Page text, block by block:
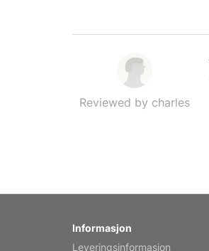
Reviewed by charles
Informasjon
Leveringsinformasjon